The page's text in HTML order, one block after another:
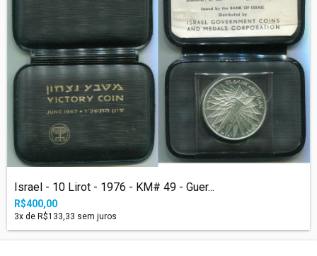
Israel - 10 Lirot - 1976 - KM# 49 - Guer...
R$400,00
3x de R$133,33 sem juros